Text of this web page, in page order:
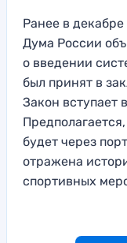
Ранее в
Дума России
о введении
был принят в
Закон вступает
будет через
отражена
спортивных